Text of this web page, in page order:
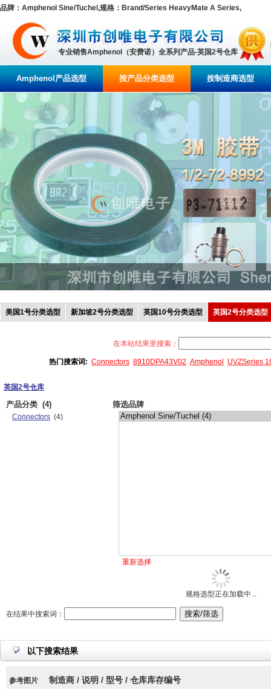
品牌：Amphenol Sine/Tuchel,规格：Brand/Series HeavyMate A Series,
专业销售Amphenol（安费诺）全系列产品-英国2号仓库
Amphenol产品选型 按产品分类选型 按制造商选型
美国1号分类选型 新加坡2号分类选型 英国10号分类选型 英国2号分类选型
在本站结果里搜索：
热门搜索词: Connectors 8910DPA43V02 Amphenol UVZSeries
英国2号仓库
产品分类 (4)
Connectors (4)
筛选品牌
重新选择
规格选型正在加载中...
在结果中搜索词：
以下搜索结果
参考图片 制造商 / 说明 / 型号 / 仓库库存编号